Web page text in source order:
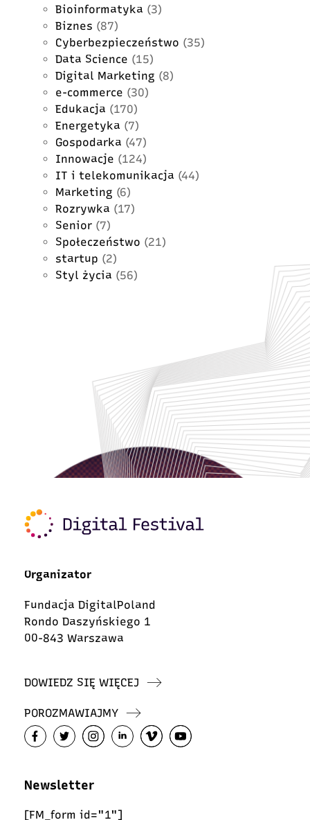
Bioinformatyka (3)
Biznes (87)
Cyberbezpieczeństwo (35)
Data Science (15)
Digital Marketing (8)
e-commerce (30)
Edukacja (170)
Energetyka (7)
Gospodarka (47)
Innowacje (124)
IT i telekomunikacja (44)
Marketing (6)
Rozrywka (17)
Senior (7)
Społeczeństwo (21)
startup (2)
Styl życia (56)
Organizator
Fundacja DigitalPoland
Rondo Daszyńskiego 1
00-843 Warszawa
DOWIEDZ SIĘ WIĘCEJ
POROZMAWIAJMY
Newsletter
[FM_form id="1"]